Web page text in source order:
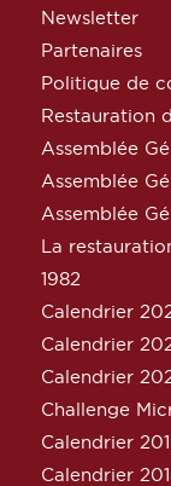
Newsletter
Partenaires
Politique de
Restauration
Assemblée
Assemblée
Assemblée
La
1982
Calendrier
Calendrier
Calendrier
Challenge
Calendrier
Calendrier